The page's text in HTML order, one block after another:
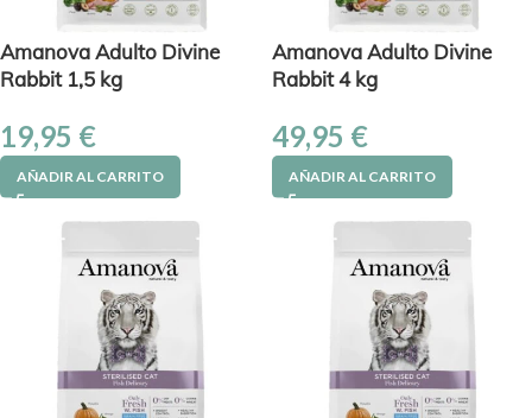
Amanova Adulto Divine
Rabbit 1,5 kg
19,95 €
AÑADIR AL CARRITO
Amanova Adulto Divine
Rabbit 4 kg
49,95 €
AÑADIR AL CARRITO